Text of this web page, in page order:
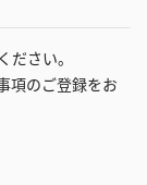
さい。
項のご登録をお